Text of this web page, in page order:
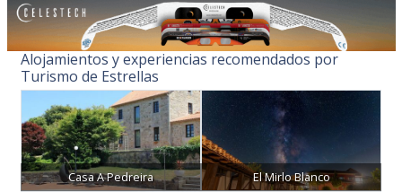
Alojamientos y experiencias recomendados por
Turismo de Estrellas
Casa A Pedreira El Mirlo Blanco